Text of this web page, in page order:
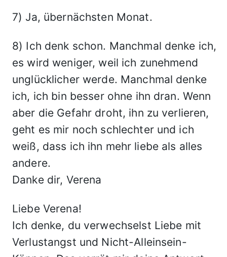
7) Ja, übernächsten Monat.
8) Ich denk schon. Manchmal denke ich,
es wird weniger, weil ich zunehmend
unglücklicher werde. Manchmal denke
ich, ich bin besser ohne ihn dran. Wenn
aber die Gefahr droht, ihn zu verlieren,
geht es mir noch schlechter und ich
weiß, dass ich ihn mehr liebe als alles
andere.
Danke dir, Verena
Liebe Verena!
Ich denke, du verwechselst Liebe mit
Verlustangst und Nicht-Alleinsein-